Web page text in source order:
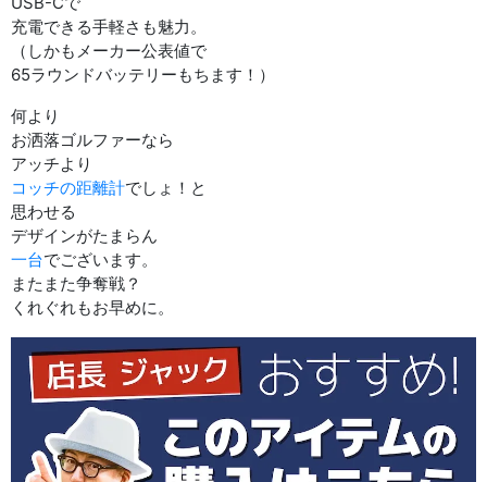
充電できる手軽さも魅力。
（しかもメーカー公表値で
65ラウンドバッテリーもちます！）
何より
お洒落ゴルファーなら
アッチより
コッチの距離計でしょ！と
思わせる
デザインがたまらん
一台でございます。
またまた争奪戦？
くれぐれもお早めに。